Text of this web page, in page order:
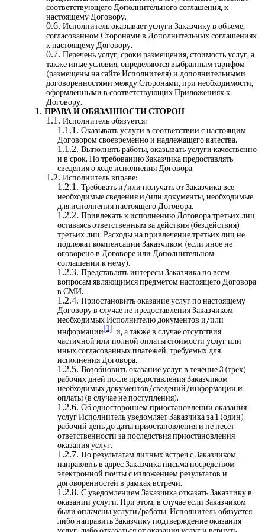
соответствующего Дополнительного соглашения, к
настоящему Договору.
Исполнитель оказывает услуги Заказчику в объеме,
согласованном Сторонами в Дополнительных соглашениях
к настоящему Договору.
Перечень услуг, сроки размещения, стоимость услуг, а
также иные условия, определяются выбранным тарифом
(размещены на сайте Исполнителя) и дополнительными
договоренностями между Сторонами, при необходимости,
оформленными в соответствующих Приложениях к
Договору.
ПРАВА И ОБЯЗАННОСТИ СТОРОН
Исполнитель обязуется:
Оказывать услуги в соответствии с настоящим
Договором своевременно и надлежащего качества.
Выполнять работы, оказывать услуги качественно
и в срок. По требованию Заказчика предоставлять
сведения о ходе исполнения Договора.
Исполнитель вправе:
Требовать и/или получать от Заказчика все
необходимые сведения и/или документы, необходимые
для исполнения настоящего Договора.
Привлекать к исполнению Договора третьих лиц
оставаясь ответственным за действия (бездействия)
третьих лиц. Расходы на привлечение третьих лиц не
подлежат компенсации Заказчиком (если иное не
оговорено в Договоре или Дополнительном
соглашении к нему).
Представлять интересы Заказчика по всем
вопросам являющимся предметом настоящего Договора
в СМИ.
Приостановить оказание услуг по настоящему
Договору в случае не предоставления Заказчиком
необходимых Исполнителю документов и/или
информации[1]и, а также в случае отсутствия
частичной или полной оплаты стоимости услуг или
иных согласованных платежей, требуемых для
исполнения Договора.
Возобновить оказание услуг в течение 3 (трех)
рабочих дней после предоставления Заказчиком
необходимых документов/сведений/информации и
оплаты (в случае не поступления).
Об одностороннем приостановлении оказания
услуг Исполнитель уведомляет Заказчика за 1 (один)
рабочий день до даты приостановления и не несет
ответственности за последствия приостановления
оказания услуг.
По результатам личных встреч с Заказчиком,
направлять в адрес Заказчика письма посредством
электронной почты с изложением результатов и
договоренностей в рамках встречи.
С уведомлением Заказчика отказать Заказчику в
оказании услуги. При этом, в случае если Заказчиком
были оплачены услуги/работы, Исполнитель обязуется
либо направить Заказчику подтверждение оказания